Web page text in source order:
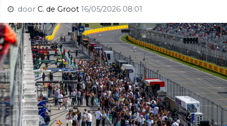
door C. de Groot 16/05/2026 08:01